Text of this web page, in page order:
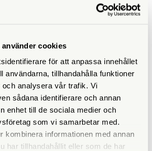
cookies
för att anpassa innehållet
användarna, tillhandahålla funktioner
analysera vår trafik. Vi
sådana identifierare och annan
enhet till de sociala medier och
som vi samarbetar med.
kombinera informationen med annan
har tillhandahållit eller som de har